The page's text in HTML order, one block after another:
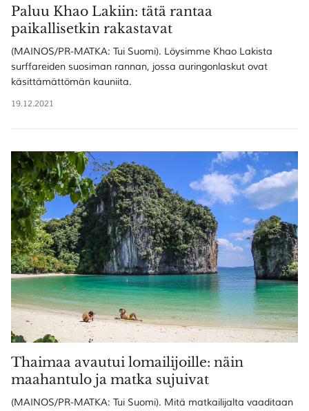
Paluu Khao Lakiin: tätä rantaa
paikallisetkin rakastavat
(MAINOS/PR-MATKA: Tui Suomi). Löysimme Khao Lakista
surffareiden suosiman rannan, jossa auringonlaskut ovat
käsittämättömän kauniita.
19.12.2021
Thaimaa avautui lomailijoille: näin
maahantulo ja matka sujuivat
(MAINOS/PR-MATKA: Tui Suomi). Mitä matkailijalta vaaditaan